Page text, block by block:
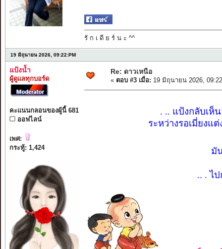
รั ก เ ดี ย ร์ น ะ ^^
19 มิถุนายน 2026, 09:22:PM
แป้งน้ำ
ผู้ดูแลทุกบอร์ด
คะแนนกลอนของผู้นี้ 681
ออฟไลน์
เพศ:
กระทู้: 1,424
Re: ดาวเหนือ
« ตอบ #3 เมื่อ: 19 มิถุนายน 2026,
. .. แป้งกลับเห็
ระหว่างรอเมี่ยงแ
มั
.. . ไ